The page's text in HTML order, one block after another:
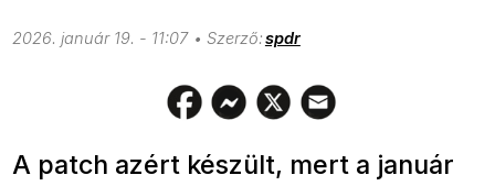
2026. január 19. - 11:07 spdr
A patch azért készült, mert a január